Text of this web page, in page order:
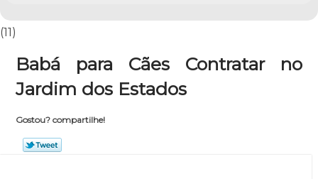
(11)
Babá para Cães Contratar no
Jardim dos Estados
Gostou? compartilhe!